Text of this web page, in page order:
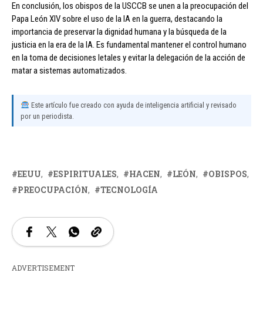
En conclusión, los obispos de la USCCB se unen a la preocupación del
Papa León XIV sobre el uso de la IA en la guerra, destacando la
importancia de preservar la dignidad humana y la búsqueda de la
justicia en la era de la IA. Es fundamental mantener el control humano
en la toma de decisiones letales y evitar la delegación de la acción de
matar a sistemas automatizados.
Este artículo fue creado con ayuda de inteligencia artificial y revisado
por un periodista.
EEUU ESPIRITUALES HACEN LEÓN
OBISPOS
PREOCUPACIÓN
TECNOLOGÍA
ADVERTISEMENT